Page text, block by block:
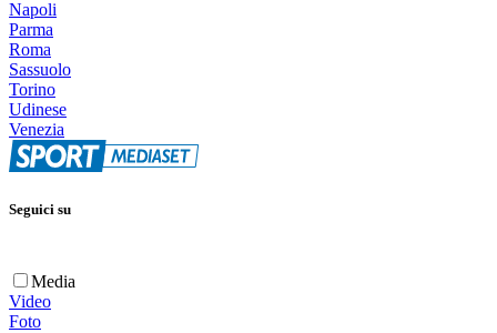
Napoli
Parma
Roma
Sassuolo
Torino
Udinese
Venezia
Seguici su
Media
Video
Foto